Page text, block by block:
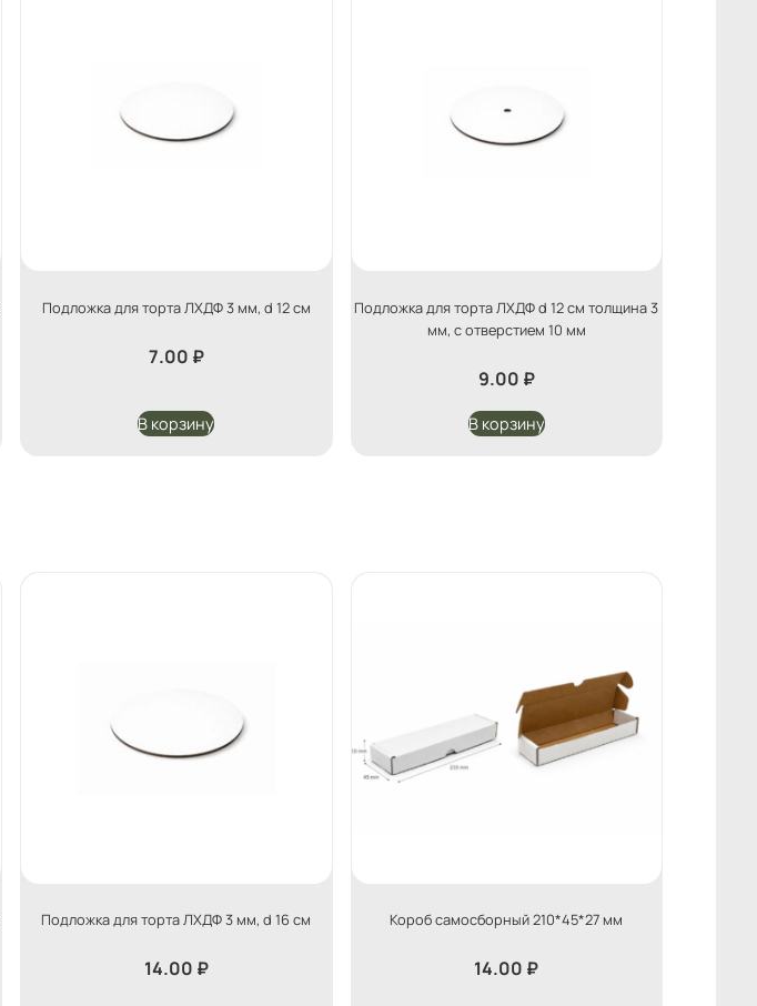
Подложка для торта ЛХДФ 3 мм, d 12 см
7.00 ₽
В корзину
Подложка для торта ЛХДФ d 12 см толщина 3
мм, с отверстием 10 мм
9.00 ₽
В корзину
Подложка для торта ЛХДФ 3 мм, d 16 см
14.00 ₽
Короб самосборный 210*45*27 мм
14.00 ₽